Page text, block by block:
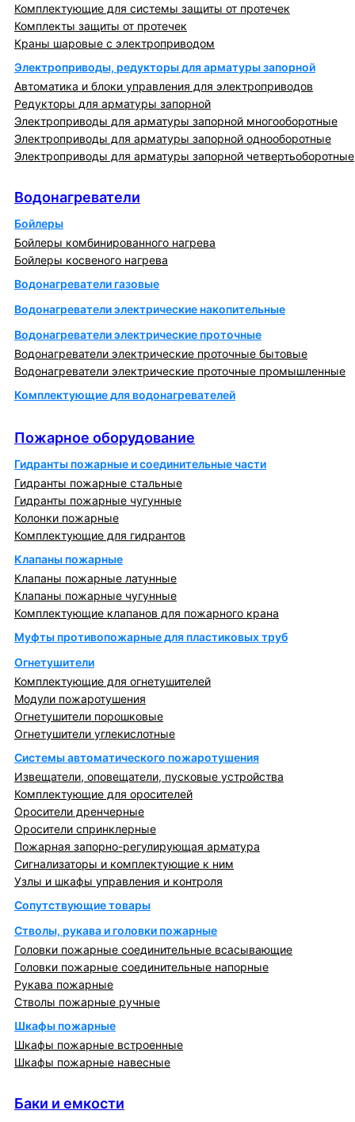
Комплектующие для системы защиты от протечек
Комплекты защиты от протечек
Краны шаровые с электроприводом
Электроприводы, редукторы для арматуры запорной
Автоматика и блоки управления для электроприводов
Редукторы для арматуры запорной
Электроприводы для арматуры запорной многооборотные
Электроприводы для арматуры запорной однооборотные
Электроприводы для арматуры запорной четвертьоборотные
Водонагреватели
Бойлеры
Бойлеры комбинированного нагрева
Бойлеры косвеного нагрева
Водонагреватели газовые
Водонагреватели электрические накопительные
Водонагреватели электрические проточные
Водонагреватели электрические проточные бытовые
Водонагреватели электрические проточные промышленные
Комплектующие для водонагревателей
Пожарное оборудование
Гидранты пожарные и соединительные части
Гидранты пожарные стальные
Гидранты пожарные чугунные
Колонки пожарные
Комплектующие для гидрантов
Клапаны пожарные
Клапаны пожарные латунные
Клапаны пожарные чугунные
Комплектующие клапанов для пожарного крана
Муфты противопожарные для пластиковых труб
Огнетушители
Комплектующие для огнетушителей
Модули пожаротушения
Огнетушители порошковые
Огнетушители углекислотные
Системы автоматического пожаротушения
Извещатели, оповещатели, пусковые устройства
Комплектующие для оросителей
Оросители дренчерные
Оросители спринклерные
Пожарная запорно-регулирующая арматура
Сигнализаторы и комплектующие к ним
Узлы и шкафы управления и контроля
Сопутствующие товары
Стволы, рукава и головки пожарные
Головки пожарные соединительные всасывающие
Головки пожарные соединительные напорные
Рукава пожарные
Стволы пожарные ручные
Шкафы пожарные
Шкафы пожарные встроенные
Шкафы пожарные навесные
Баки и емкости